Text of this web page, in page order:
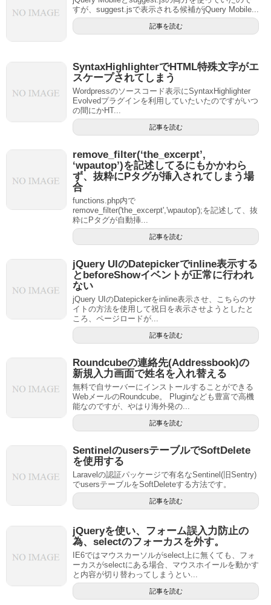
すが、suggest.jsで表示される候補がjQuery Mobile...
記事を読む
SyntaxHighlighterでHTML特殊文字がエ
スケープされてしまう
Wordpressのソースコード表示にSyntaxHighlighter
Evolvedプラグインを利用していたいたのですがいつ
の間にかHT...
記事を読む
remove_filter(‘the_excerpt’,
‘wpautop’)を記述してるにもかかわら
ず、抜粋にPタグが挿入されてしまう場
合
functions.php内で
remove_filter('the_excerpt','wpautop');を記述して、抜
粋にPタグが自動挿...
記事を読む
jQuery UIのDatepickerでinline表示する
とbeforeShowイベントが正常に行われ
ない
jQuery UIのDatepickerをinline表示させ、こちらのサ
イトの方法を使用して祝日を表示させようとしたと
ころ、ページロードが...
記事を読む
Roundcubeの連絡先(Addressbook)の
新規入力画面で姓名を入れ替える
無料で自サーバーにインストールすることができる
WebメールのRoundcube。 Pluginなども豊富で高機
能なのですが、やはり海外発の...
記事を読む
SentinelのusersテーブルでSoftDelete
を使用する
Laravelの認証パッケージで有名なSentinel(旧Sentry)
でusersテーブルをSoftDeleteする方法です。
記事を読む
jQueryを使い、フォーム誤入力防止の
為、selectのフォーカスを外す。
IE6ではマウスカーソルがselect上に無くても、フォ
ーカスがselectにある場合、マウスホイールを動かす
と内容が切り替わってしまうとい...
記事を読む